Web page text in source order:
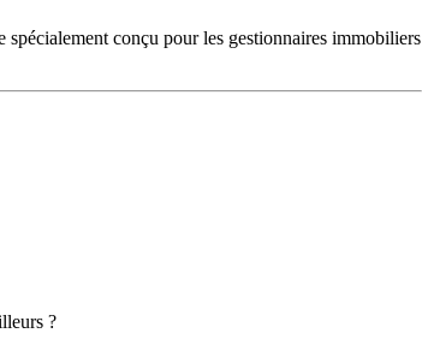
spécialement conçu pour les gestionnaires immobiliers
?